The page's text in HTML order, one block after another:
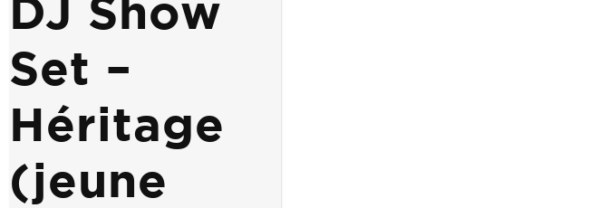
DJ Show
Set –
Héritage
(jeune